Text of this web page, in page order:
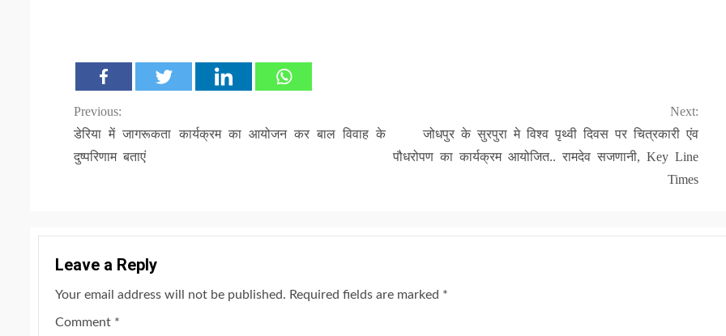
Continue
Reading
Previous:
डेरिया में जागरूकता कार्यक्रम का आयोजन कर बाल विवाह के
दुष्परिणाम बताएं
Next:
जोधपुर के सुरपुरा मे विश्व पृथ्वी दिवस पर चित्रकारी एंव
पौधरोपण का कार्यक्रम आयोजित.. रामदेव सजणानी, Key Line
Times
Leave a Reply
Your email address will not be published. Required fields are marked *
Comment *